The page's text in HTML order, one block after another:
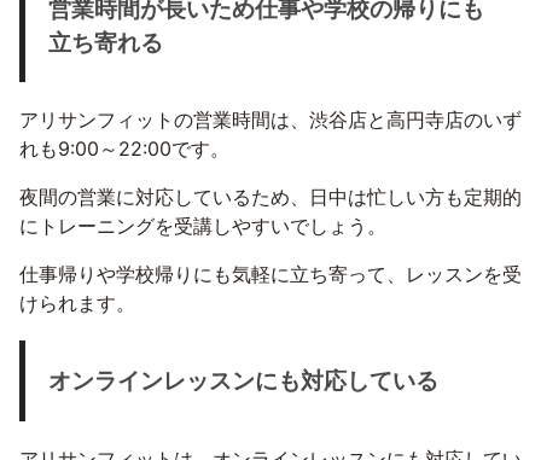
営業時間が長いため仕事や学校の帰りにも
立ち寄れる
アリサンフィットの営業時間は、渋谷店と高円寺店のいず
れも9:00～22:00です。
夜間の営業に対応しているため、日中は忙しい方も定期的
にトレーニングを受講しやすいでしょう。
仕事帰りや学校帰りにも気軽に立ち寄って、レッスンを受
けられます。
オンラインレッスンにも対応している